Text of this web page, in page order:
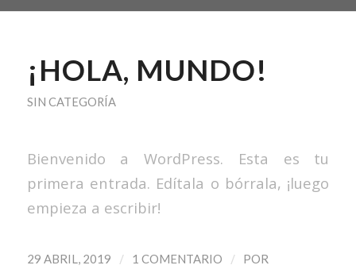
¡HOLA, MUNDO!
SIN CATEGORÍA
Bienvenido a WordPress. Esta es tu
primera entrada. Edítala o bórrala, ¡luego
empieza a escribir!
29 ABRIL, 2019 / 1 COMENTARIO /
POR